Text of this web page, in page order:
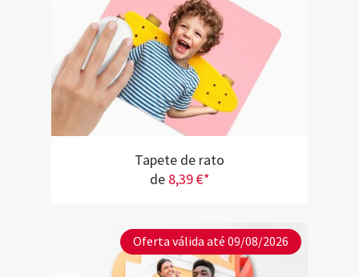
Tapete de rato
de 8,39 €*
Oferta válida até 09/08/2026